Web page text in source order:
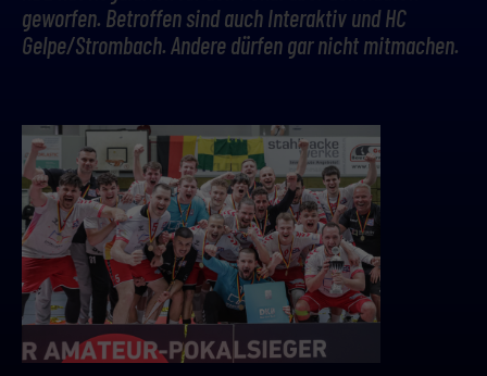
geworfen. Betroffen sind auch Interaktiv und HC
Gelpe/Strombach. Andere dürfen gar nicht mitmachen.